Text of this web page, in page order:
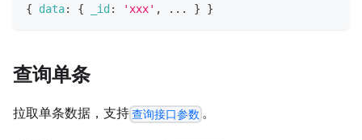
{ data: { _id : 'xxx' , ... } }
查询单条
拉取单条数据，支持查询接口参数 。